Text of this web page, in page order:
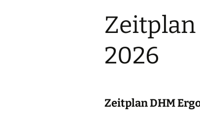
Zeitplan
2026
Zeitplan DHM